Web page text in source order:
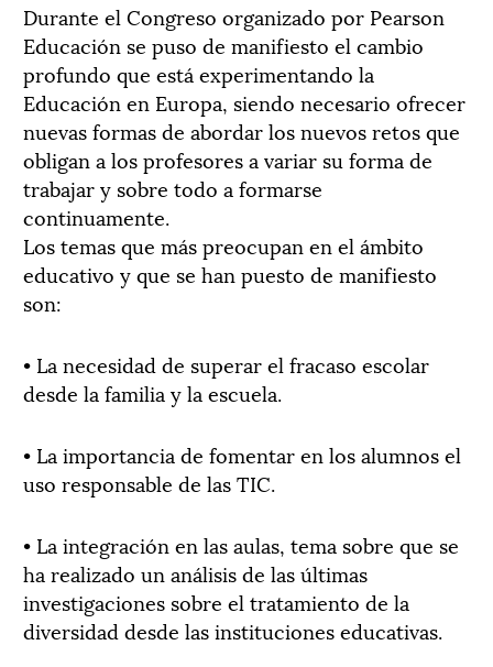
Durante el Congreso organizado por Pearson
Educación se puso de manifiesto el cambio
profundo que está experimentando la
Educación en Europa, siendo necesario ofrecer
nuevas formas de abordar los nuevos retos que
obligan a los profesores a variar su forma de
trabajar y sobre todo a formarse
continuamente.
Los temas que más preocupan en el ámbito
educativo y que se han puesto de manifiesto
son:
• La necesidad de superar el fracaso escolar
desde la familia y la escuela.
• La importancia de fomentar en los alumnos el
uso responsable de las TIC.
• La integración en las aulas, tema sobre que se
ha realizado un análisis de las últimas
investigaciones sobre el tratamiento de la
diversidad desde las instituciones educativas.